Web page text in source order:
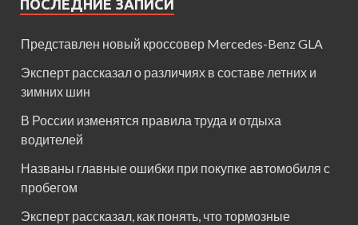
ПОСЛЕДНИЕ ЗАПИСИ
Представлен новый кроссовер Mercedes-Benz GLA
Эксперт рассказал о различиях в составе летних и
зимних шин
В России изменятся правила труда и отдыха
водителей
Названы главные ошибки при покупке автомобиля с
пробегом
Эксперт рассказал, как понять, что тормозные